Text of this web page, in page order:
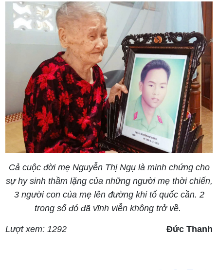
Cả cuộc đời mẹ Nguyễn Thị Ngụ là minh chứng cho
sự hy sinh thầm lặng của những người mẹ thời chiến,
3 người con của mẹ lên đường khi tổ quốc cần. 2
trong số đó đã vĩnh viễn không trở về.
Lượt xem: 1292 Đức Thanh